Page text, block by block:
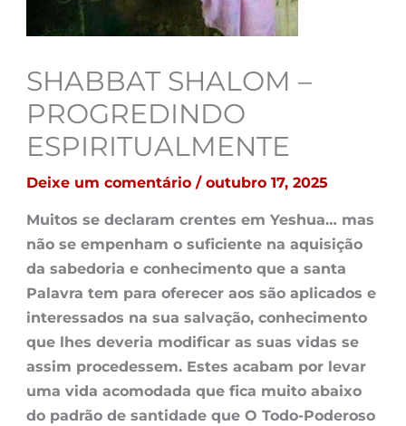
SHABBAT SHALOM –
PROGREDINDO
ESPIRITUALMENTE
Deixe um comentário / outubro 17, 2025
Muitos se declaram crentes em Yeshua… mas
não se empenham o suficiente na aquisição
da sabedoria e conhecimento que a santa
Palavra tem para oferecer aos são aplicados e
interessados na sua salvação, conhecimento
que lhes deveria modificar as suas vidas se
assim procedessem. Estes acabam por levar
uma vida acomodada que fica muito abaixo
do padrão de santidade que O Todo-Poderoso